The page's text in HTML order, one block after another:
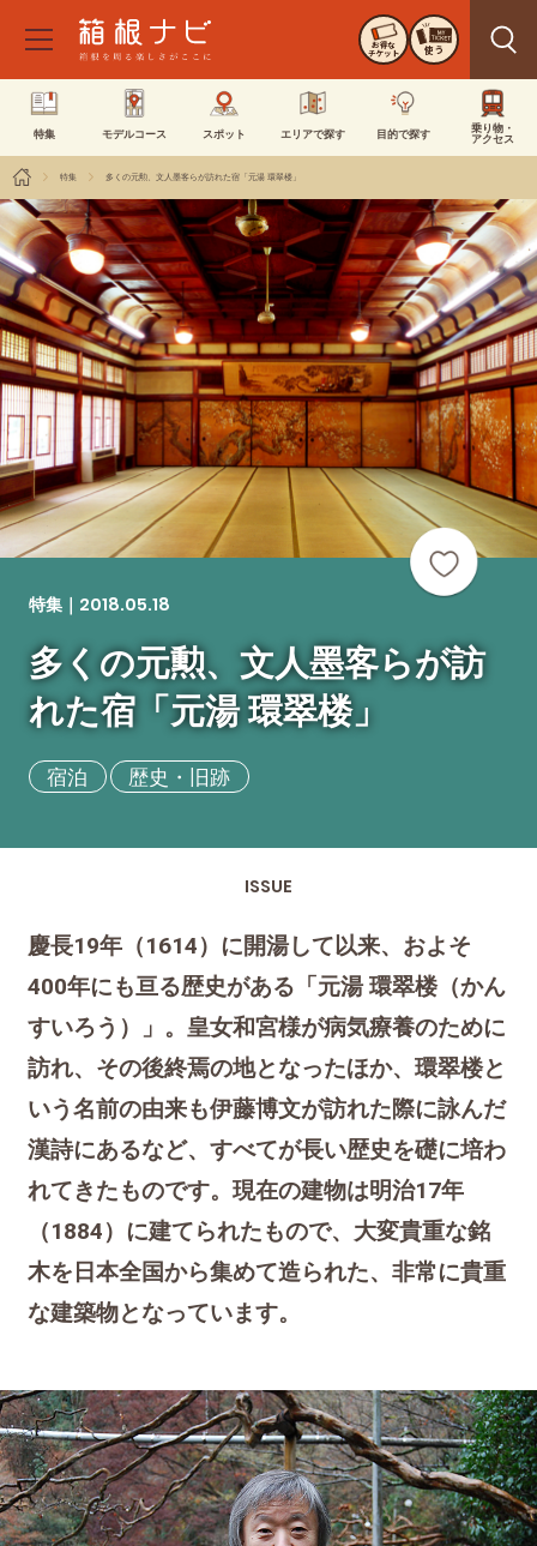
お得な
チケット 使う
特集 モデルコース スポット エリアで探す 目的で探す
乗り物・
アクセス
特集 多くの元勲、文人墨客らが訪れた宿「元湯 環翠楼」
特集｜ 2018.05.18
多くの元勲、文人墨客らが訪
れた宿「元湯 環翠楼」
宿泊 歴史・旧跡
ISSUE
慶長19年（1614）に開湯して以来、およそ
400年にも亘る歴史がある「元湯 環翠楼（かん
すいろう）」。皇女和宮様が病気療養のために
訪れ、その後終焉の地となったほか、環翠楼と
いう名前の由来も伊藤博文が訪れた際に詠んだ
漢詩にあるなど、すべてが長い歴史を礎に培わ
れてきたものです。現在の建物は明治17年
（1884）に建てられたもので、大変貴重な銘
木を日本全国から集めて造られた、非常に貴重
な建築物となっています。